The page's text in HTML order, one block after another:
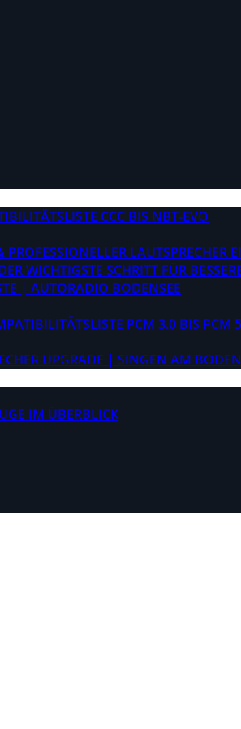
CCC BIS NBT-EVO
LAUTSPRECHER
WICHTIGSTE SCHRITT FÜR
| AUTORADIO BODENSEE
PCM 3.0 BIS PCM
UPGRADE | SINGEN AM
IM ÜBERBLICK